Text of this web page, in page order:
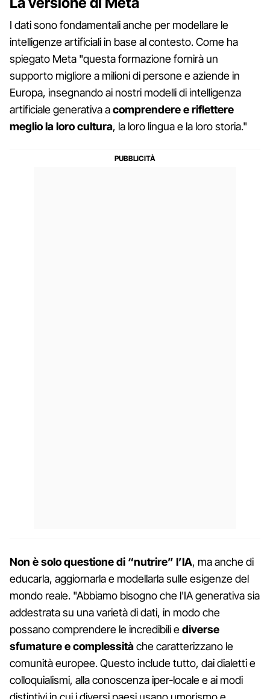
I dati sono fondamentali anche per modellare le
intelligenze artificiali in base al contesto. Come ha
spiegato Meta "questa formazione fornirà un
supporto migliore a milioni di persone e aziende in
Europa, insegnando ai nostri modelli di intelligenza
artificiale generativa acomprendere e riflettere
meglio la loro cultura, la loro lingua e la loro storia."
Non è solo questione di “nutrire” l’IA, ma anche di
educarla, aggiornarla e modellarla sulle esigenze del
mondo reale. "Abbiamo bisogno che l'IA generativa sia
addestrata su una varietà di dati, in modo che
possano comprendere le incredibili ediverse
sfumature e complessitàche caratterizzano le
comunità europee. Questo include tutto, dai dialetti e
colloquialismi, alla conoscenza iper-locale e ai modi